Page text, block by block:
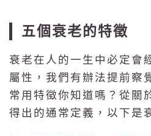
五個衰老的特徵
衰老在人的一生中必定會
屬性，我們有辦法提前察
常用特徵你知道嗎？從關
得出的通常定義，以下是